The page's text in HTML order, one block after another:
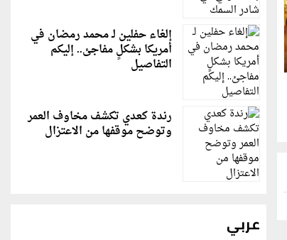
إلغاء حفلين لـ محمد رمضان في
أمريكا بشكلٍ مفاجئ.. إليكم
التفاصيل
رندة كعدي تكشف مخاوف العمر
وتوضح موقفها من الاعتزال
عربي